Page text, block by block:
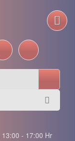
- 17:00 Hr